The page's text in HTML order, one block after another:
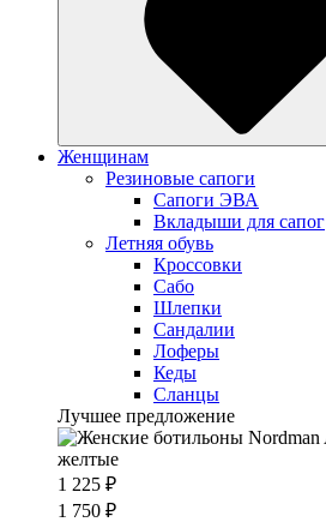
Женщинам
Резиновые сапоги
Cапоги ЭВА
Вкладыши для сапог
Летняя обувь
Кроссовки
Сабо
Шлепки
Сандалии
Лоферы
Кеды
Сланцы
Лучшее предложение
1 225 ₽
1 750 ₽